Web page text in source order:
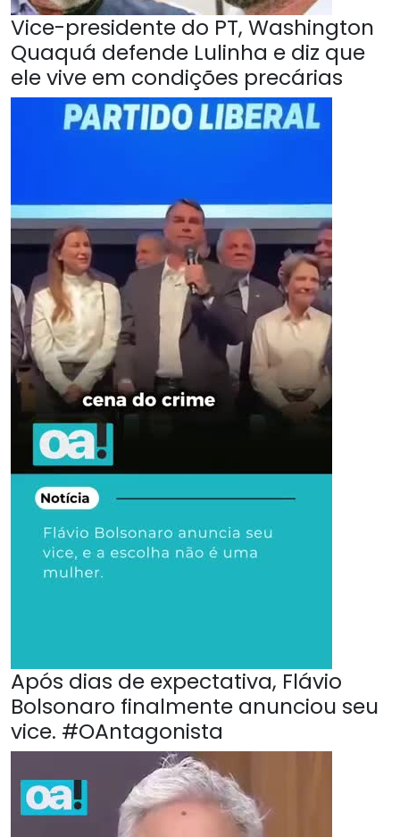
Vice-presidente do PT, Washington
Quaquá defende Lulinha e diz que
ele vive em condições precárias
Após dias de expectativa, Flávio
Bolsonaro finalmente anunciou seu
vice. #OAntagonista